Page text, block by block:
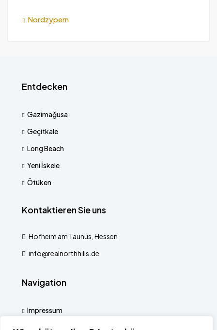
Nordzypern
Entdecken
Gazimağusa
Geçitkale
Long Beach
Yeni İskele
Ötüken
Kontaktieren Sie uns
Hofheim am Taunus, Hessen
info@realnorthhills.de
Navigation
Impressum
Datenschutzerklärung